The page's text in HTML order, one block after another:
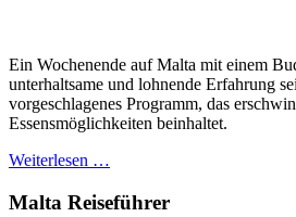
Ein Wochenende auf Malta mit einem
unterhaltsame und lohnende Erfahrung
vorgeschlagenes Programm, das
Essensmöglichkeiten beinhaltet.
Weiterlesen …
Malta Reiseführer